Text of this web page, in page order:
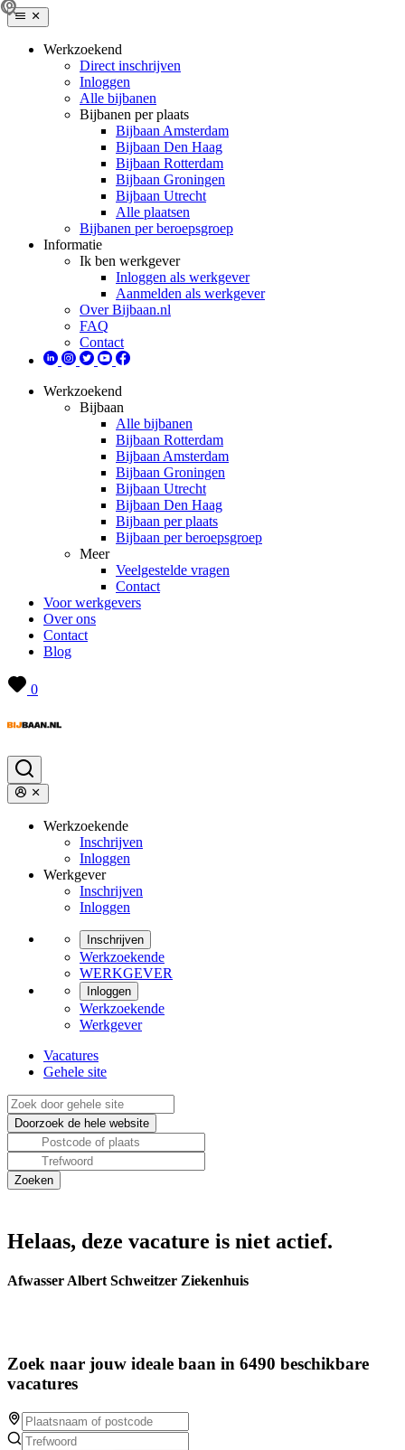
Werkzoekend
Direct inschrijven
Inloggen
Alle bijbanen
Bijbanen per plaats
Bijbaan Amsterdam
Bijbaan Den Haag
Bijbaan Rotterdam
Bijbaan Groningen
Bijbaan Utrecht
Alle plaatsen
Bijbanen per beroepsgroep
Informatie
Ik ben werkgever
Inloggen als werkgever
Aanmelden als werkgever
Over Bijbaan.nl
FAQ
Contact
Werkzoekend
Bijbaan
Alle bijbanen
Bijbaan Rotterdam
Bijbaan Amsterdam
Bijbaan Groningen
Bijbaan Utrecht
Bijbaan Den Haag
Bijbaan per plaats
Bijbaan per beroepsgroep
Meer
Veelgestelde vragen
Contact
Voor werkgevers
Over ons
Contact
Blog
0
Werkzoekende
Inschrijven
Inloggen
Werkgever
Inschrijven
Inloggen
Inschrijven
Werkzoekende
WERKGEVER
Inloggen
Werkzoekende
Werkgever
Vacatures
Gehele site
Helaas, deze vacature is niet actief.
Afwasser Albert Schweitzer Ziekenhuis
Zoek naar jouw ideale baan in 6490 beschikbare
vacatures